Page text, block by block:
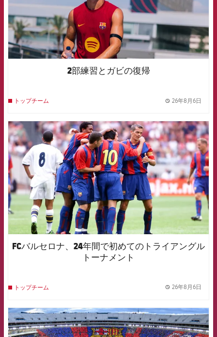
2部練習とガビの復帰
トップチーム 26年8月6日
FCB Barcelona badge
FCバルセロナ、24年間で初めてのトライアングル
トーナメント
トップチーム 26年8月6日
FCB Barcelona badge